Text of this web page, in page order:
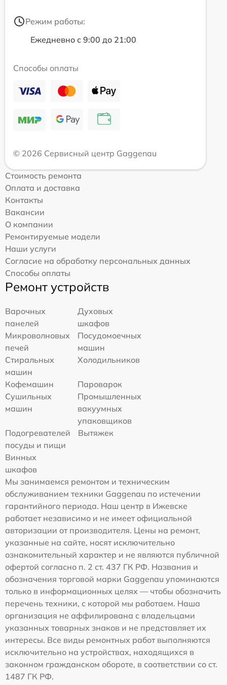
Режим работы:
Ежедневно с 9:00 до 21:00
Способы оплаты
© 2026 Сервисный центр Gaggenau
Стоимость ремонта
Оплата и доставка
Контакты
Вакансии
О компании
Ремонтируемые модели
Наши услуги
Согласие на обработку персональных данных
Способы оплаты
Ремонт устройств
Варочных
панелей
Духовых
шкафов
Микроволновых
печей
Посудомоечных
машин
Стиральных
машин
Холодильников
Кофемашин
Пароварок
Сушильных
машин
Промышленных
вакуумных
упаковщиков
Подогревателей
посуды и пищи
Вытяжек
Винных
шкафов
Мы занимаемся ремонтом и техническим
обслуживанием техники Gaggenau по истечении
гарантийного периода. Наш центр в Ижевске
работает независимо и не имеет официальной
авторизации от производителя. Цены на ремонт,
указанные на сайте, носят исключительно
ознакомительный характер и не являются публичной
офертой согласно п. 2 ст. 437 ГК РФ. Названия и
обозначения торговой марки Gaggenau упоминаются
только в информационных целях — чтобы обозначить
перечень техники, с которой мы работаем. Наша
организация не аффилирована с владельцами
указанных товарных знаков и не представляет их
интересы. Все виды ремонтных работ выполняются
исключительно на устройствах, находящихся в
законном гражданском обороте, в соответствии со ст.
1487 ГК РФ.